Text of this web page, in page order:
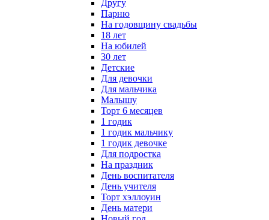
Другу
Парню
На годовщину свадьбы
18 лет
На юбилей
30 лет
Детские
Для девочки
Для мальчика
Малышу
Торт 6 месяцев
1 годик
1 годик мальчику
1 годик девочке
Для подростка
На праздник
День воспитателя
День учителя
Торт хэллоуин
День матери